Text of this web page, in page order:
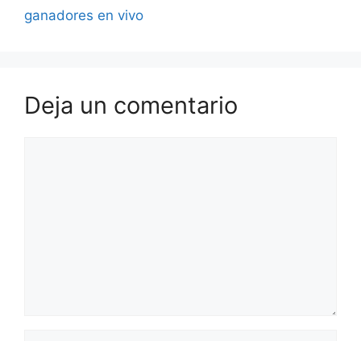
ganadores en vivo
Deja un comentario